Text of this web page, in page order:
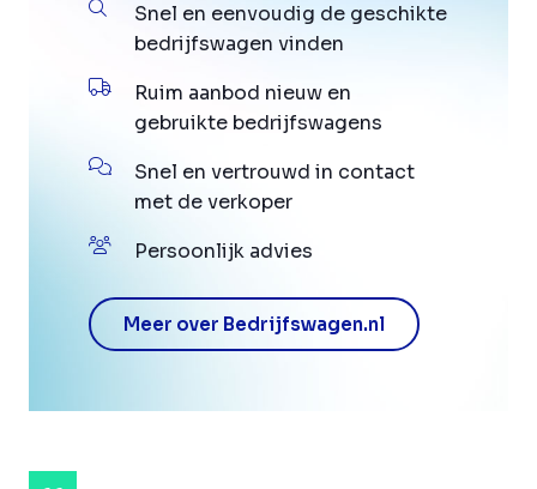
Snel en eenvoudig de geschikte
bedrijfswagen vinden
Ruim aanbod nieuw en
gebruikte bedrijfswagens
Snel en vertrouwd in contact
met de verkoper
Persoonlijk advies
Meer over Bedrijfswagen.nl